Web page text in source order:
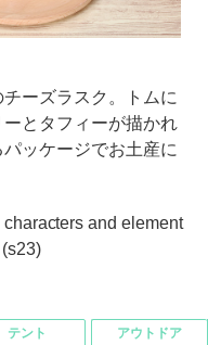
ーズラスク。トムに
とタフィーが描かれ
ッケージでお土産に
and element
テント アウトドア